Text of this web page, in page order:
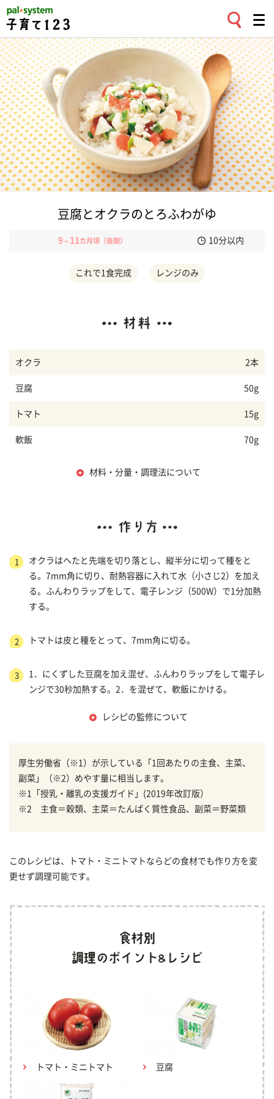
豆腐とオクラのとろふわがゆ
9～ 11 カ月頃（後期） 10分以内
これで1食完成 レンジのみ
オクラ 2本
豆腐 50g
トマト 15g
軟飯 70g
材料・分量・調理法について
1
オクラはへたと先端を切り落とし、縦半分に切って種をと
る。7mm角に切り、耐熱容器に入れて水（小さじ2）を加え
る。ふんわりラップをして、電子レンジ（500W）で1分加熱
する。
2 トマトは皮と種をとって、7mm角に切る。
3
1．にくずした豆腐を加え混ぜ、ふんわりラップをして電子レ
ンジで30秒加熱する。2．を混ぜて、軟飯にかける。
レシピの監修について
厚生労働省（※1）が示している「1回あたりの主食、主菜、
副菜」（※2）めやす量に相当します。
※1「授乳・離乳の支援ガイド」(2019年改訂版）
※2 主食＝穀類、主菜＝たんぱく質性食品、副菜＝野菜類
このレシピは、トマト・ミニトマトならどの食材でも作り方を変
更せず調理可能です。
トマト・ミニトマト 豆腐